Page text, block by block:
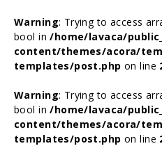
Warning: Trying to access
bool in/home/lavaca/
content/themes/acora/
templates/post.php on line
Warning: Trying to access
bool in/home/lavaca/
content/themes/acora/
templates/post.php on line